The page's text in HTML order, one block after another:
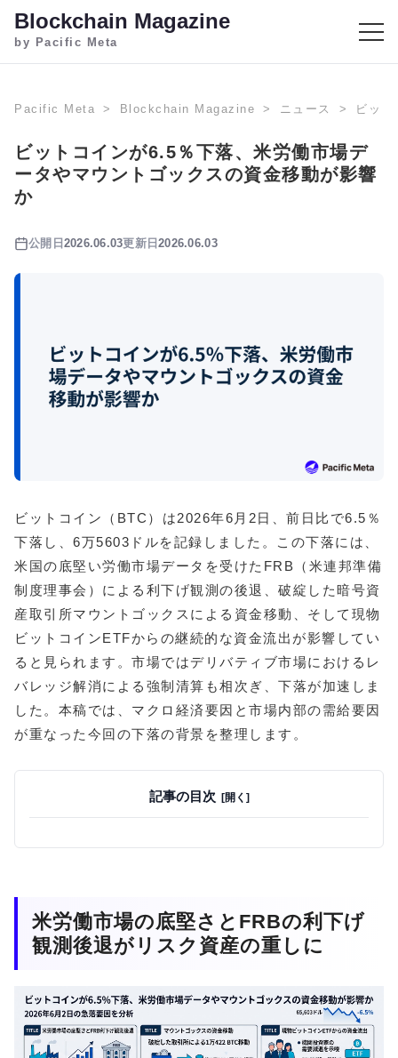
Blockchain Magazine
by Pacific Meta
Pacific Meta Blockchain Magazine ニュース ビッ
ビットコインが6.5％下落、米労働市場デ
ータやマウントゴックスの資金移動が影響
か
公開日 2026.06.03更新日2026.06.03
ビットコイン（BTC）は2026年6月2日、前日比で6.5％
下落し、6万5603ドルを記録しました。この下落には、
米国の底堅い労働市場データを受けたFRB（米連邦準備
制度理事会）による利下げ観測の後退、破綻した暗号資
産取引所マウントゴックスによる資金移動、そして現物
ビットコインETFからの継続的な資金流出が影響してい
ると見られます。市場ではデリバティブ市場におけるレ
バレッジ解消による強制清算も相次ぎ、下落が加速しま
した。本稿では、マクロ経済要因と市場内部の需給要因
が重なった今回の下落の背景を整理します。
記事の目次
米労働市場の底堅さとFRBの利下げ
観測後退がリスク資産の重しに